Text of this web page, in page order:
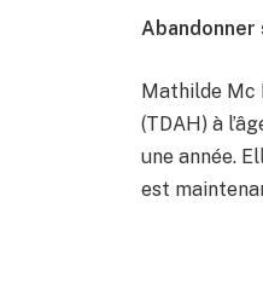
Mathilde Mc
(TDAH) à
une année.
est